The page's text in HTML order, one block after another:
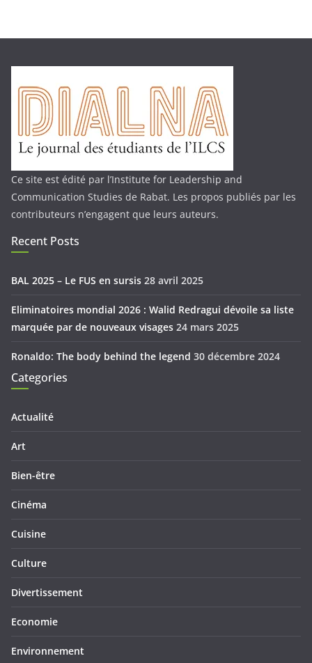
Ce site est édité par l’Institute for Leadership and
Communication Studies de Rabat. Les propos publiés par les
contributeurs n’engagent que leurs auteurs.
Recent Posts
BAL 2025 – Le FUS en sursis 28 avril 2025
Eliminatoires mondial 2026 : Walid Redragui dévoile sa liste
marquée par de nouveaux visages 24 mars 2025
Ronaldo: The body behind the legend 30 décembre 2024
Categories
Actualité
Art
Bien-être
Cinéma
Cuisine
Culture
Divertissement
Economie
Environnement